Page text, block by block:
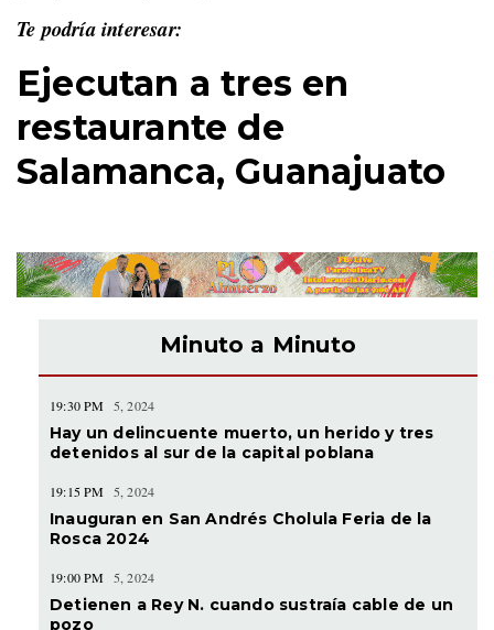
Te podría interesar:
Ejecutan a tres en
restaurante de
Salamanca, Guanajuato
Minuto a Minuto
19:30 PM 5, 2024
Hay un delincuente muerto, un herido y tres
detenidos al sur de la capital poblana
19:15 PM 5, 2024
Inauguran en San Andrés Cholula Feria de la
Rosca 2024
19:00 PM 5, 2024
Detienen a Rey N. cuando sustraía cable de un
pozo